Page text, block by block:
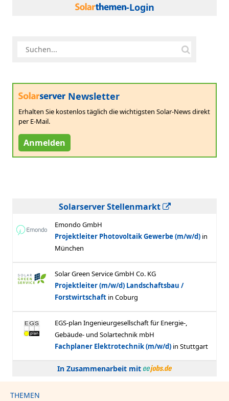
-Login
Newsletter
Erhalten Sie kostenlos täglich die wichtigsten Solar-News direkt
per E-Mail.
Anmelden
Solarserver Stellenmarkt
In Zusammenarbeit mit
THEMEN